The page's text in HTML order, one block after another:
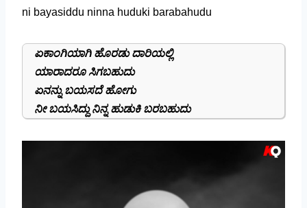
ni bayasiddu ninna huduki barabahudu
ಏಕಾಂಗಿಯಾಗಿ ಹೊರಡು ದಾರಿಯಲ್ಲಿ
ಯಾರಾದರೂ ಸಿಗಬಹುದು
ಏನನ್ನು ಬಯಸದೆ ಹೋಗು
ನೀ ಬಯಸಿದ್ದು ನಿನ್ನ ಹುಡುಕಿ ಬರಬಹುದು